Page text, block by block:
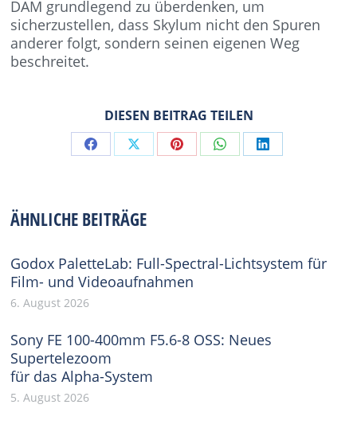
DAM grundlegend zu überdenken, um
sicherzustellen, dass Skylum nicht den Spuren
anderer folgt, sondern seinen eigenen Weg
beschreitet.
DIESEN BEITRAG TEILEN
Share Share Share Share Share
ÄHNLICHE BEITRÄGE
Godox PaletteLab: Full-Spectral-Lichtsystem für
Film- und Videoaufnahmen
6. August 2026
Sony FE 100-400mm F5.6-8 OSS: Neues
Supertelezoom
für das Alpha-System
5. August 2026